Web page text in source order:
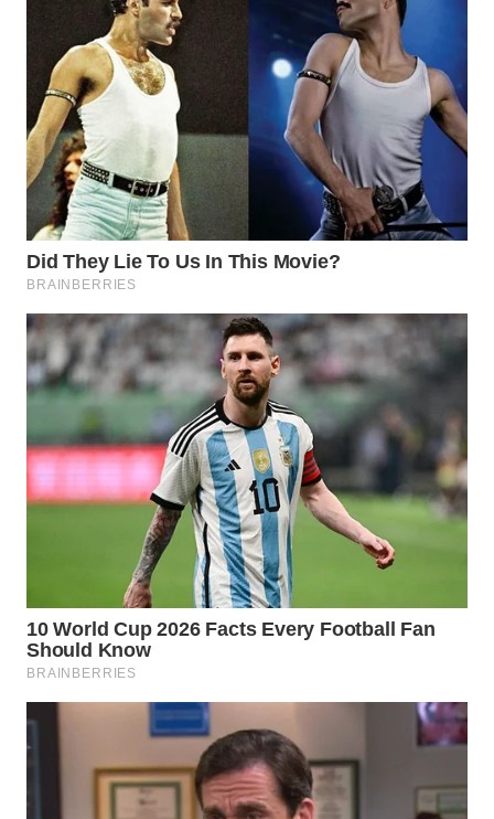
WN DELI
SERDANG
WN
TEBING
TINGGI
WN
PAKPAK
WN
KARAWANG
WN
BEKASI
BOGOR
WN
TAPANULI
SAMOSIR